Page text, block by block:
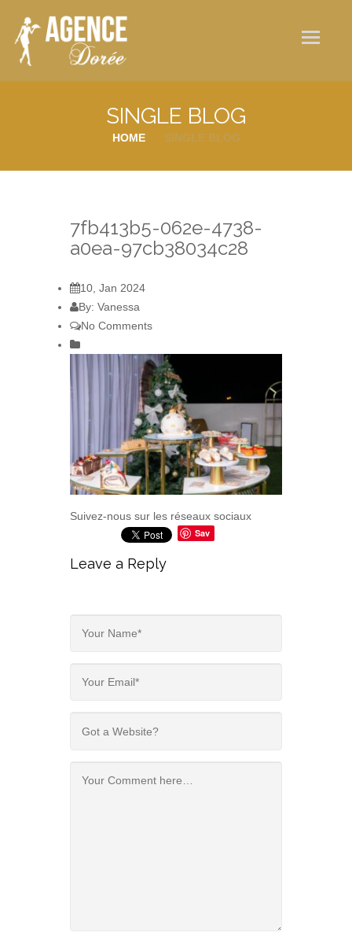
Qui sommes-nous ?
Nos services
SINGLE BLOG
HOME SINGLE BLOG
7fb413b5-062e-4738-
a0ea-97cb38034c28
10, Jan 2024
By: Vanessa
No Comments
Suivez-nous sur les réseaux sociaux
Sav
Leave a Reply